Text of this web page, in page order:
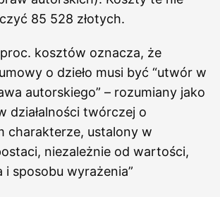
85 528 złotych.
kosztów oznacza, że
o dzieło musi być “utwór w
autorskiego” – rozumiany jako
działalności twórczej o
charakterze, ustalony w
niezależnie od wartości,
i sposobu wyrażenia”